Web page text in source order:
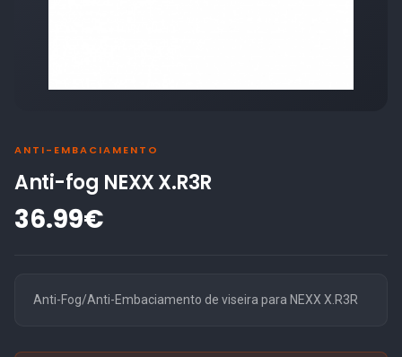
ANTI-EMBACIAMENTO
Anti-fog NEXX X.R3R
36.99€
Anti-Fog/Anti-Embaciamento de viseira para NEXX X.R3R